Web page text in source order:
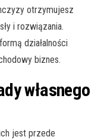
otrzymujesz
i rozwiązania.
działalności
biznes.
własnego
jest przede